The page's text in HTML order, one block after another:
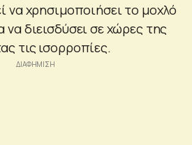
να χρησιμοποιήσει το μοχλό
να διεισδύσει σε χώρες της
τις ισορροπίες.